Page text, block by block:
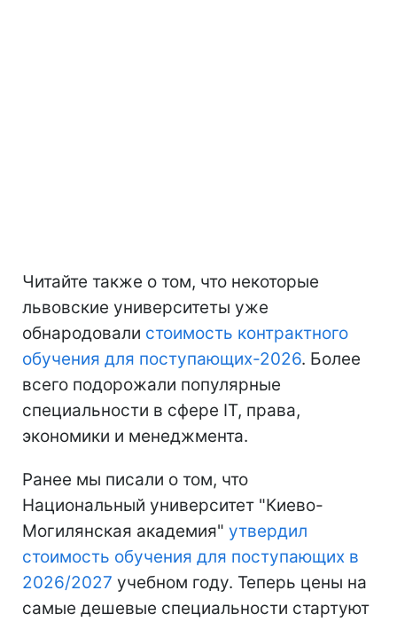
Читайте также о том, что некоторые
львовские университеты уже
обнародовали стоимость контрактного
обучения для поступающих-2026. Более
всего подорожали популярные
специальности в сфере ІТ, права,
экономики и менеджмента.
Ранее мы писали о том, что
Национальный университет "Киево-
Могилянская академия" утвердил
стоимость обучения для поступающих в
2026/2027 учебном году. Теперь цены на
самые дешевые специальности стартуют